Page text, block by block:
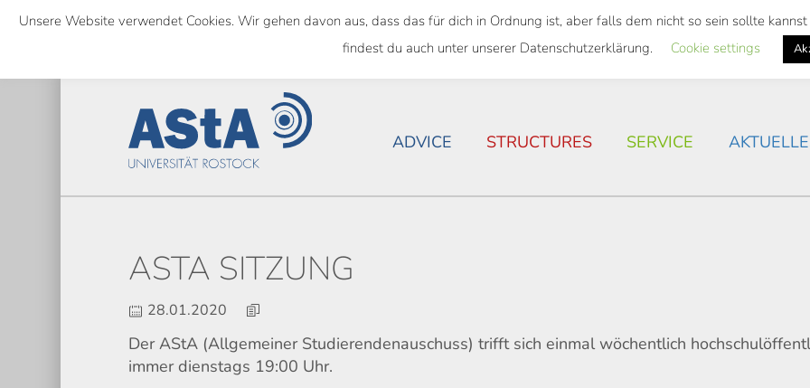
Skip
content
NATIONWIDE SEMESTER TICKET HOUSING SITUATION IN
ADVICE STRUCTURES SERVICE
ASTA SITZUNG
28.01.2020
Der AStA (Allgemeiner Studierendenauschuss) trifft sich einmal wöchentlich
immer dienstags 19:00 Uhr.
Unsere Website verwendet Cookies. Wir gehen davon aus, dass das für dich in Ordnung ist, aber falls dem nicht so sein sollte
findest du auch unter unserer Datenschutzerklärung.
Cookie settings